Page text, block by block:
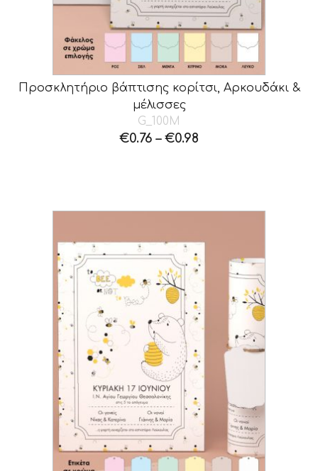
Προσκλητήριο βάπτισης κορίτσι, Αρκουδάκι &
μέλισσες
G_100M
€0.76 – €0.98